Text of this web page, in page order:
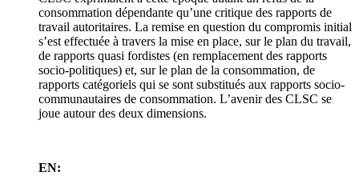
consommation dépendante qu’une critique des rapports de
travail autoritaires. La remise en question du compromis initial
s’est effectuée à travers la mise en place, sur le plan du travail,
de rapports quasi fordistes (en remplacement des rapports
socio-politiques) et, sur le plan de la consommation, de
rapports catégoriels qui se sont substitués aux rapports socio-
communautaires de consommation. L’avenir des CLSC se
joue autour des deux dimensions.
EN: